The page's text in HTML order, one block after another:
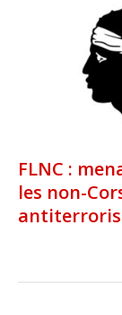
FLNC :
les non-